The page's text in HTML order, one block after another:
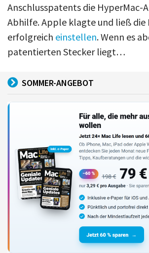
Anschlusspatents die HyperMac-
Abhilfe. Apple klagte und ließ die
erfolgreich einstellen. Wenn es
patentierten Stecker liegt…
SOMMER-ANGEBOT